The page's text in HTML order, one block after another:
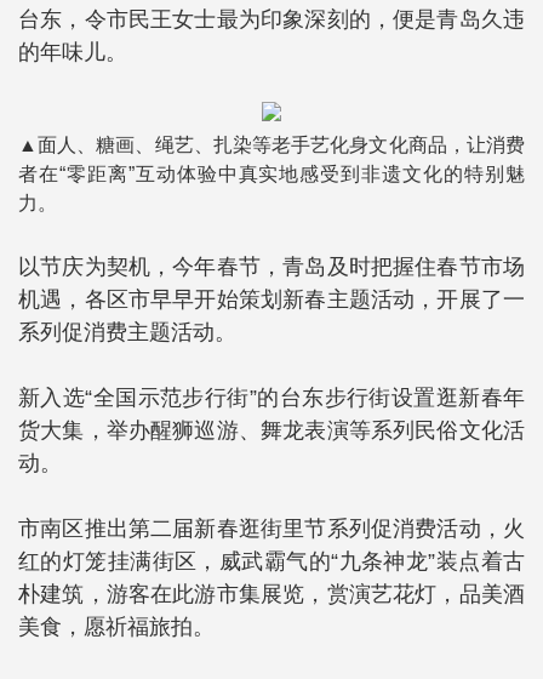
台东，令市民王女士最为印象深刻的，便是青岛久违
的年味儿。
▲面人、糖画、绳艺、扎染等老手艺化身文化商品，让消费
者在“零距离”互动体验中真实地感受到非遗文化的特别魅
力。
以节庆为契机，今年春节，青岛及时把握住春节市场
机遇，各区市早早开始策划新春主题活动，开展了一
系列促消费主题活动。
新入选“全国示范步行街”的台东步行街设置逛新春年
货大集，举办醒狮巡游、舞龙表演等系列民俗文化活
动。
市南区推出第二届新春逛街里节系列促消费活动，火
红的灯笼挂满街区，威武霸气的“九条神龙”装点着古
朴建筑，游客在此游市集展览，赏演艺花灯，品美酒
美食，愿祈福旅拍。